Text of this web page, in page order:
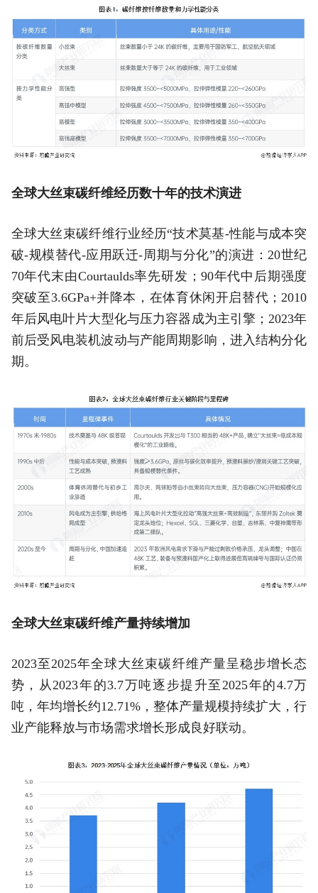
全球大丝束碳纤维经历数十年的技术演进
全球大丝束碳纤维行业经历“技术莫基-性能与成本突
破-规模替代-应用跃迁-周期与分化”的演进：20世纪
70年代末由Courtaulds率先研发；90年代中后期强度
突破至3.6GPa+并降本，在体育休闲开启替代；2010
年后风电叶片大型化与压力容器成为主引擎；2023年
前后受风电装机波动与产能周期影响，进入结构分化
期。
全球大丝束碳纤维产量持续增加
2023至2025年全球大丝束碳纤维产量呈稳步增长态
势，从2023年的3.7万吨逐步提升至2025年的4.7万
吨，年均增长约12.71%，整体产量规模持续扩大，行
业产能释放与市场需求增长形成良好联动。